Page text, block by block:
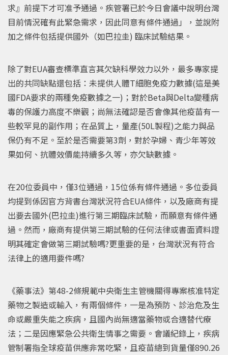
求』前提下才可准予通過。疾管署已於今日會議中說明台灣
目前情況確有此緊急需求，因此同意有條件通過」，並說附
加之條件包括提供國外（如巴拉圭) 臨床試驗結果。
除了對EUA審查標準直言其欠缺科學效力以外，最多專家提
出的共同缺點還包括：未提供人體T細胞免疫力數據(這是美
國FDA要求的兩種免疫數據之一)；對於Beta與Delta變種病
毒的保護力高度不樂觀；尚無法確認是否會像其他疫苗有一
些較罕見的副作用；在品質上，量產(50L製程)之能力與品
保仍有不足。至於是否需要第3劑，對於孕婦、青少年等效
果如何、抗體效價能持續多久等，亦欠缺數據。
在20位委員中，僅3位通過，15位係有條件通過。多位委員
均提到係因官方背書台灣狀況符合EUA條件，以及廠商有提
出要去國外(巴拉圭)進行第三期臨床試驗，而願意有條件通
過。然而，廠商有提供第三期試驗的任何法律或書面資料證
明其確定會做第三期試驗嗎?更重要的是，台灣狀況有符合
法律上的適用要件嗎?
《藥事法》第48-2條規範中央衛生主管機關得專案核准特定
藥物之製造或輸入，有兩個條件，一是為預防、診治危及生
命或嚴重失能之疾病，且國內尚無適當藥物或合適替代療
法；二是因應緊急公共衛生情事之需要。會議紀錄上，疾病
管制署指全球疫苗供應非常吃緊，且疫苗總到貨量僅890.26